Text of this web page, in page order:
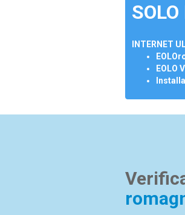
INTERNET
EOLO